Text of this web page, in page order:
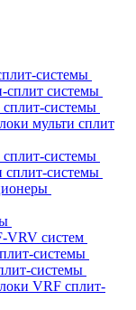
системы
сплит системы
сплит-системы
мульти сплит
системы
сплит-системы
VRV систем
системы
системы
VRF сплит-